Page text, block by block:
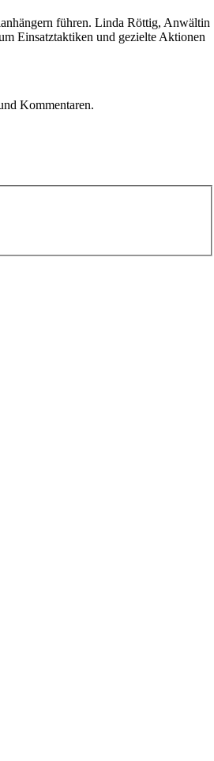
führen. Linda Röttig, Anwältin
Einsatztaktiken und gezielte Aktionen
Kommentaren.